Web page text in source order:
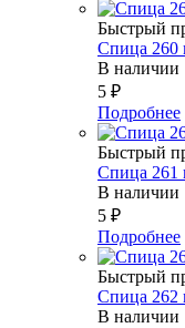
Быстрый
Спица 260
В наличии
5 ₽
Подробнее
Быстрый
Спица 261
В наличии
5 ₽
Подробнее
Быстрый
Спица 262
В наличии